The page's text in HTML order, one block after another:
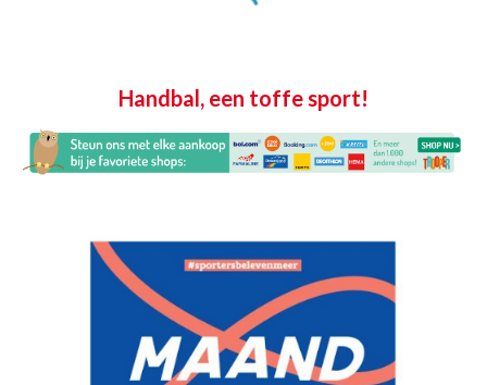
Handbal, een toffe sport!